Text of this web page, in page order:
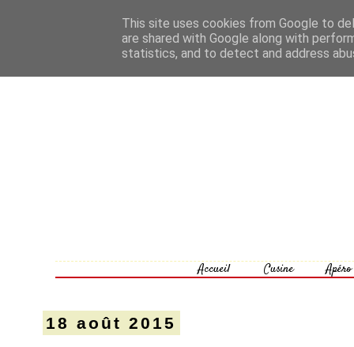
Accueil Cusine Apéro
18 août 2015
This site uses cookies from Google to
are shared with Google along with
statistics, and to detect and address